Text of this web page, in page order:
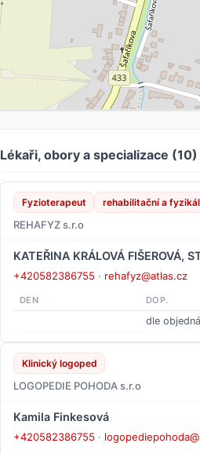
Lékaři, obory a specializace (10)
Fyzioterapeut rehabilitační a
REHAFYZ s.r.o
KATEŘINA KRÁLOVÁ FIŠEROVÁ,
+420582386755 · rehafyz@atlas.cz
DEN DOP.
dle
Klinický logoped
LOGOPEDIE POHODA s.r.o
Kamila Finkesová
+420582386755 ·